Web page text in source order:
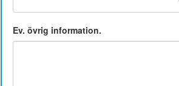
Ev. övrig information.